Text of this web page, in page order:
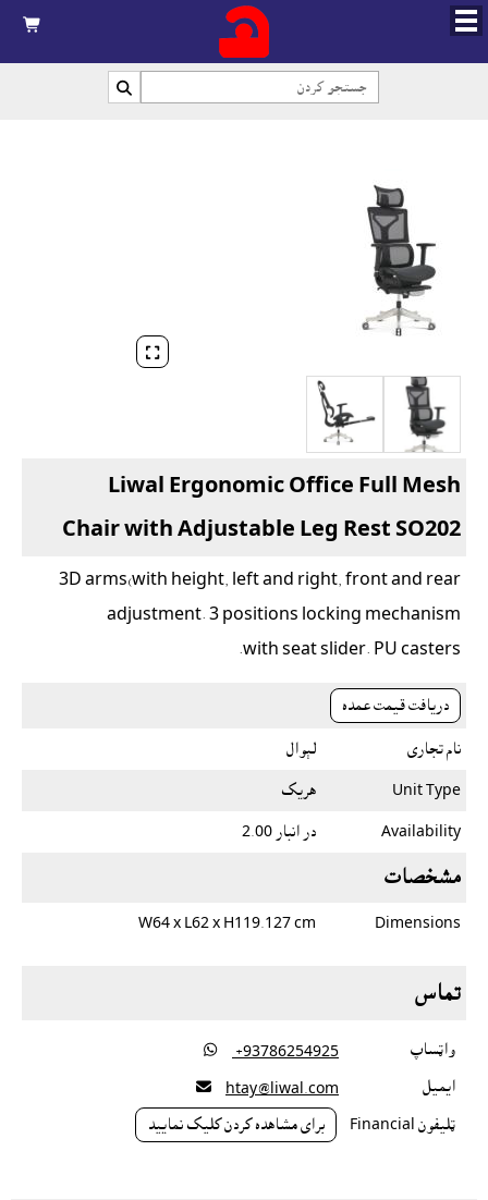



Liwal Ergonomic Office Full Mesh
Chair with Adjustable Leg Rest SO202
3D arms(with height, left and right, front and rear
adjustment. 3 positions locking mechanism
with seat slider. PU casters.
دريافت قيمت عمده
نام تجاری لېوال
Unit Type هريک
Availability در انبار 2.00
مشخصات
Dimensions
W64 x L62 x H119.127 cm
تماس
واټساپ ‎ +93786254925

ايميل htay@liwal.com

ټليفون Financial براى مشاهده کردن کليک نماييد